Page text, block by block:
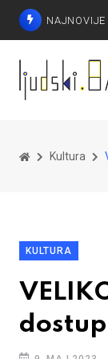
NAJNOVIJE
Kultura
KULTURA